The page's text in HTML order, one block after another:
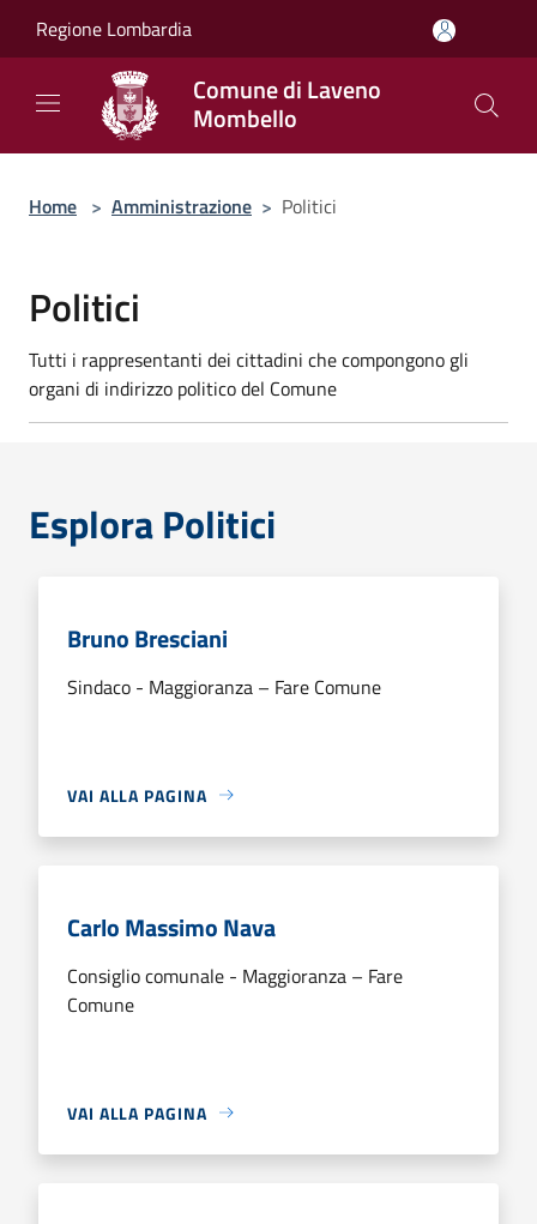
Regione Lombardia
Comune di Laveno
Mombello
Home > Amministrazione > Politici
Politici
Tutti i rappresentanti dei cittadini che compongono gli
organi di indirizzo politico del Comune
Esplora Politici
Bruno Bresciani
Sindaco - Maggioranza – Fare Comune
VAI ALLA PAGINA
Carlo Massimo Nava
Consiglio comunale - Maggioranza – Fare
Comune
VAI ALLA PAGINA